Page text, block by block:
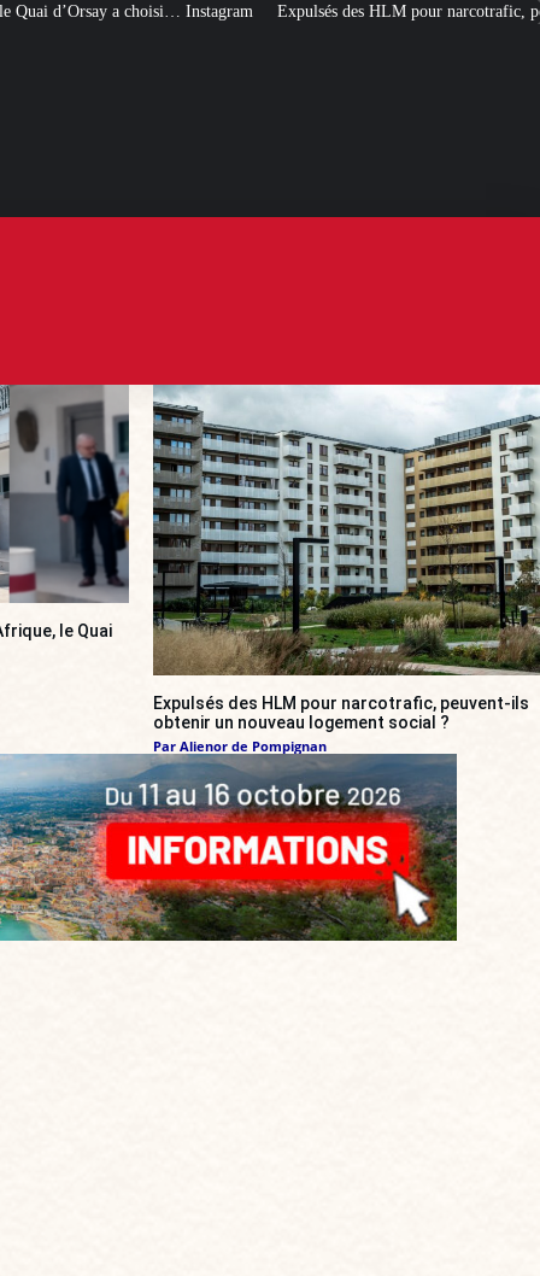
Expulsés des HLM pour narcotrafic, peuvent-ils obtenir un
le Quai
Expulsés des HLM pour narcotrafic, peuvent-ils
obtenir un nouveau logement social ?
Par Alienor de Pompignan